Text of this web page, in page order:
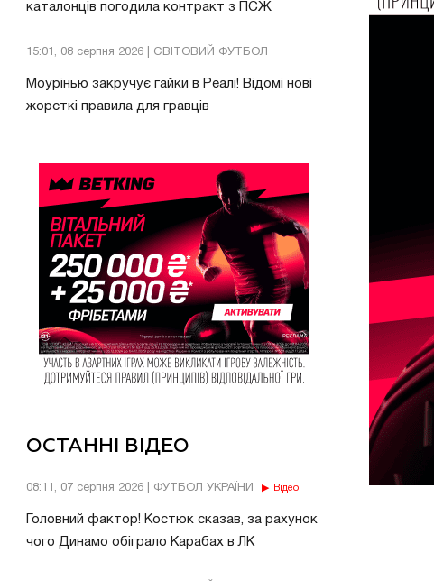
каталонців погодила контракт з ПСЖ
15:01, 08 серпня 2026 | СВІТОВИЙ ФУТБОЛ
Моурінью закручує гайки в Реалі! Відомі нові
жорсткі правила для гравців
ОСТАННІ ВІДЕО
08:11, 07 серпня 2026 | ФУТБОЛ УКРАЇНИ Відео
Головний фактор! Костюк сказав, за рахунок
чого Динамо обіграло Карабах в ЛК